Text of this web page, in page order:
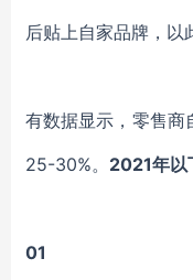
后贴上自家品牌，以
有数据显示，零售商
25-30%。 2021年以
01